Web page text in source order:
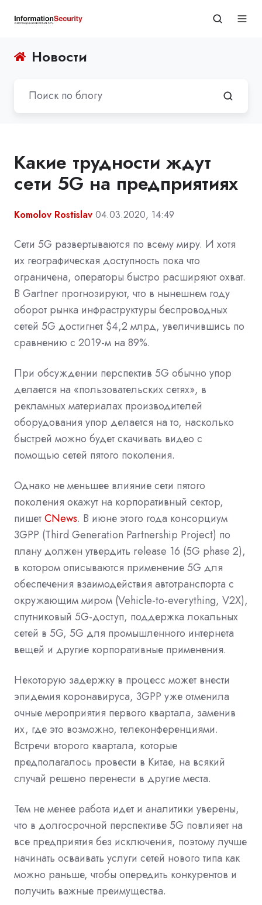
Новости
Какие трудности ждут
сети 5G на предприятиях
Komolov Rostislav 04.03.2020, 14:49
Сети 5G развертываются по всему миру. И хотя
их географическая доступность пока что
ограничена, операторы быстро расширяют охват.
В Gartner прогнозируют, что в нынешнем году
оборот рынка инфраструктуры беспроводных
сетей 5G достигнет $4,2 млрд, увеличившись по
сравнению с 2019-м на 89%.
При обсуждении перспектив 5G обычно упор
делается на «пользовательских сетях», в
рекламных материалах производителей
оборудования упор делается на то, насколько
быстрей можно будет скачивать видео с
помощью сетей пятого поколения.
Однако не меньшее влияние сети пятого
поколения окажут на корпоративный сектор,
пишетCNews. В июне этого года консорциум
3GPP (Third Generation Partnership Project) по
плану должен утвердить release 16 (5G phase 2),
в котором описываются применение 5G для
обеспечения взаимодействия автотранспорта с
окружающим миром (Vehicle-to-everything, V2X),
спутниковый 5G-доступ, поддержка локальных
сетей в 5G, 5G для промышленного интернета
вещей и другие корпоративные применения.
Некоторую задержку в процесс может внести
эпидемия коронавируса, 3GPP уже отменила
очные мероприятия первого квартала, заменив
их, где это возможно, телеконференциями.
Встречи второго квартала, которые
предполагалось провести в Китае, на всякий
случай решено перенести в другие места.
Тем не менее работа идет и аналитики уверены,
что в долгосрочной перспективе 5G повлияет на
все предприятия без исключения, поэтому лучше
начинать осваивать услуги сетей нового типа как
можно раньше, чтобы опередить конкурентов и
получить важные преимущества.